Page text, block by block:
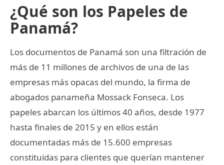
¿Qué son los Papeles de
Panamá?
Los documentos de Panamá son una filtración de
más de 11 millones de archivos de una de las
empresas más opacas del mundo, la firma de
abogados panameña Mossack Fonseca. Los
papeles abarcan los últimos 40 años, desde 1977
hasta finales de 2015 y en ellos están
documentadas más de 15.600 empresas
constituidas para clientes que querían mantener